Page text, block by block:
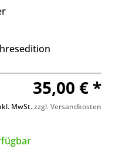
35,00 € *
MwSt.zzgl. Versandkosten